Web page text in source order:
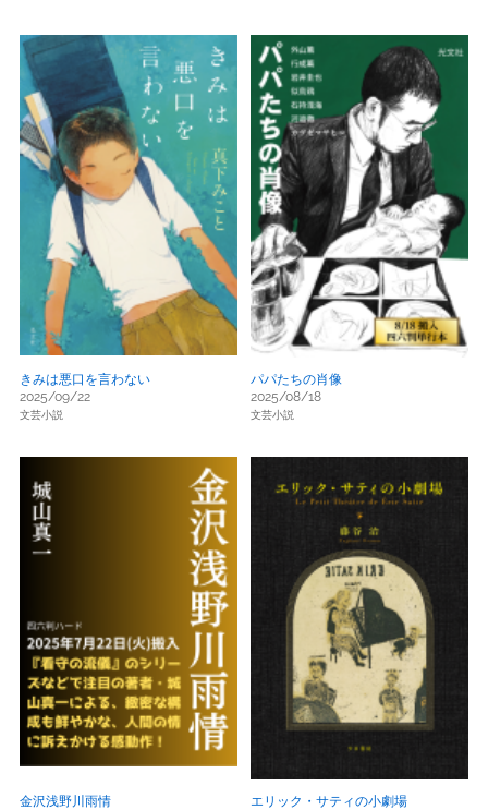
きみは悪口を言わない
2025/09/22
文芸小説
パパたちの肖像
2025/08/18
文芸小説
金沢浅野川雨情
エリック・サティの小劇場